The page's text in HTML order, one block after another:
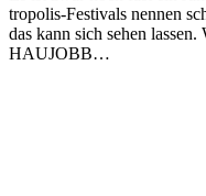
tropolis-Festivals nennen
das kann sich sehen
HAUJOBB…